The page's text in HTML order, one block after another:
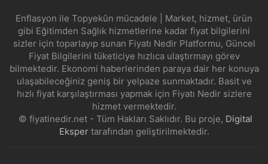
Enflasyon ile Topyekûn mücadele | Market, hizmet, ürün
gibi Eğitimden Sağlık hizmetlerine kadar fiyat bilgilerini
sizler için toparlayıp sunan Fiyatı Nedir Platformu, Güncel
Fiyat Bilgilerini tüketiciye hızlıca ulaştırmayı görev
bilmektedir. Ekonomi haberlerinden paraya dair her konuya
ulaşabileceğiniz geniş bir yelpaze sunmaktadır. Basit ve
hızlı fiyat karşılaştırması yapmak için Fiyatı Nedir sizlere
hizmet vermektedir.
© fiyatinedir.net - Tüm Hakları Saklıdır. Bu proje, Digital
Ekspertarafından geliştirilmektedir.